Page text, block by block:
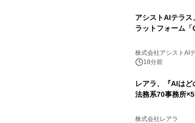
アシストAIテラ
ラットフォーム
株式会社アシストAI
18分前
レアラ、『AIは
法務系70事務所
株式会社レアラ